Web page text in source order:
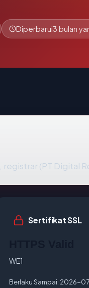
Diperbarui3 bulan
(PT Digital
Sertifikat SSL
WE1
Berlaku Sampai: 2026-